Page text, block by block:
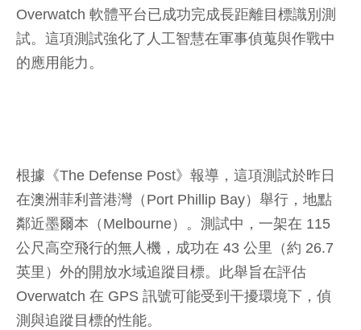
Overwatch 軟體平台已成功完成長距離目標識別測
試。這項測試強化了人工智慧在軍事偵蒐與作戰中
的應用能力。
根據《The Defense Post》報導，這項測試於昨日
在澳洲菲利普港灣（Port Phillip Bay）舉行，地點
鄰近墨爾本（Melbourne）。測試中，一架在 115
公尺高空飛行的無人機，成功在 43 公里（約 26.7
英里）外的開放水域追蹤目標。此舉旨在評估
Overwatch 在 GPS 訊號可能受到干擾環境下，偵
測與追蹤目標的性能。